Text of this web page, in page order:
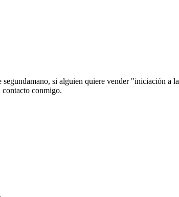
si alguien quiere vender "iniciación a la
conmigo.